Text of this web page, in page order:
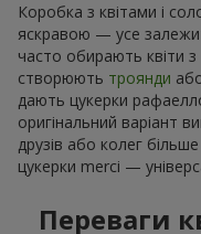
Коробка з квітами і
яскравою — усе
часто обирають квіти
створюють троянди
дають цукерки
оригінальний варіант
друзів або колег
цукерки merci —
Переваги